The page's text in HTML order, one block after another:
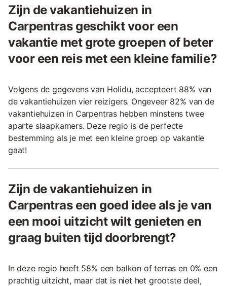
Zijn de vakantiehuizen in
Carpentras geschikt voor een
vakantie met grote groepen of beter
voor een reis met een kleine familie?
Volgens de gegevens van Holidu, accepteert 88% van
de vakantiehuizen vier reizigers. Ongeveer 82% van de
vakantiehuizen in Carpentras hebben minstens twee
aparte slaapkamers. Deze regio is de perfecte
bestemming als je met een kleine groep op vakantie
gaat!
Zijn de vakantiehuizen in
Carpentras een goed idee als je van
een mooi uitzicht wilt genieten en
graag buiten tijd doorbrengt?
In deze regio heeft 58% een balkon of terras en 0% een
prachtig uitzicht, maar dat is niet het grootste deel,